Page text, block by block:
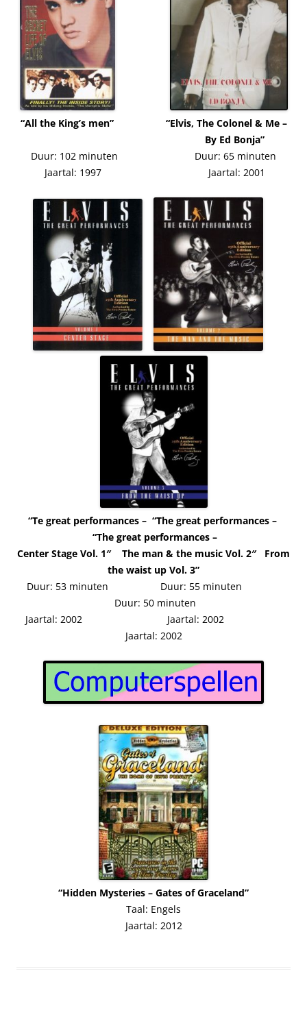
“All the King’s men” “Elvis, The Colonel & Me –
By Ed Bonja”
Duur: 102 minuten Duur: 65 minuten
Jaartal: 1997 Jaartal: 2001
“Te great performances – “The great performances –
“The great performances –
Center Stage Vol. 1″ The man & the music Vol. 2″ From
the waist up Vol. 3”
Duur: 53 minuten Duur: 55 minuten
Duur: 50 minuten
Jaartal: 2002 Jaartal: 2002
Jaartal: 2002
“Hidden Mysteries – Gates of Graceland”
Taal: Engels
Jaartal: 2012